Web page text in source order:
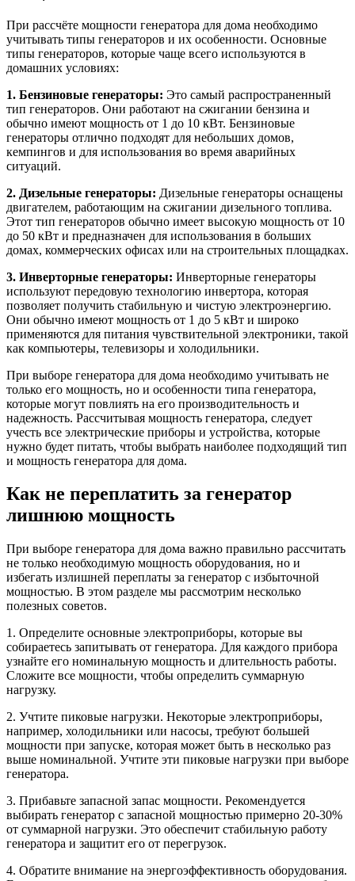
При рассчёте мощности генератора для дома необходимо
учитывать типы генераторов и их особенности. Основные
типы генераторов, которые чаще всего используются в
домашних условиях:
1. Бензиновые генераторы: Это самый распространенный
тип генераторов. Они работают на сжигании бензина и
обычно имеют мощность от 1 до 10 кВт. Бензиновые
генераторы отлично подходят для небольших домов,
кемпингов и для использования во время аварийных
ситуаций.
2. Дизельные генераторы: Дизельные генераторы оснащены
двигателем, работающим на сжигании дизельного топлива.
Этот тип генераторов обычно имеет высокую мощность от 10
до 50 кВт и предназначен для использования в больших
домах, коммерческих офисах или на строительных площадках.
3. Инверторные генераторы: Инверторные генераторы
используют передовую технологию инвертора, которая
позволяет получить стабильную и чистую электроэнергию.
Они обычно имеют мощность от 1 до 5 кВт и широко
применяются для питания чувствительной электроники, такой
как компьютеры, телевизоры и холодильники.
При выборе генератора для дома необходимо учитывать не
только его мощность, но и особенности типа генератора,
которые могут повлиять на его производительность и
надежность. Рассчитывая мощность генератора, следует
учесть все электрические приборы и устройства, которые
нужно будет питать, чтобы выбрать наиболее подходящий тип
и мощность генератора для дома.
Как не переплатить за генератор
лишнюю мощность
При выборе генератора для дома важно правильно рассчитать
не только необходимую мощность оборудования, но и
избегать излишней переплаты за генератор с избыточной
мощностью. В этом разделе мы рассмотрим несколько
полезных советов.
1. Определите основные электроприборы, которые вы
собираетесь запитывать от генератора. Для каждого прибора
узнайте его номинальную мощность и длительность работы.
Сложите все мощности, чтобы определить суммарную
нагрузку.
2. Учтите пиковые нагрузки. Некоторые электроприборы,
например, холодильники или насосы, требуют большей
мощности при запуске, которая может быть в несколько раз
выше номинальной. Учтите эти пиковые нагрузки при выборе
генератора.
3. Прибавьте запасной запас мощности. Рекомендуется
выбирать генератор с запасной мощностью примерно 20-30%
от суммарной нагрузки. Это обеспечит стабильную работу
генератора и защитит его от перегрузок.
4. Обратите внимание на энергоэффективность оборудования.